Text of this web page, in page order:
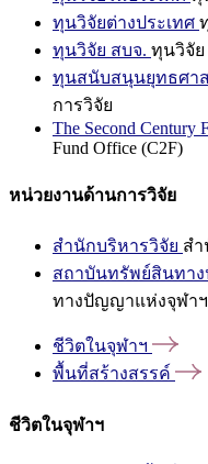
ทุนวิจัยต่างประเทศ
ทุนวิจัย สบจ. ทุนวิจัย
ทุนสนับสนุนยุทธศา
การวิจัย
The Second Century
Fund Office (C2F)
หน่วยงานด้านการวิจัย
สำนักบริหารวิจัย สำ
สถาบันทรัพย์สินทา
ทางปัญญาแห่งจุฬาฯ
ชีวิตในจุฬาฯ
พื้นที่สร้างสรรค์
ชีวิตในจุฬาฯ